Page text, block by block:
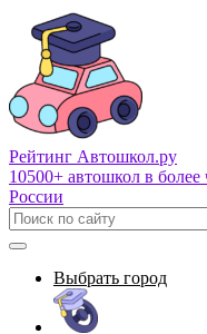
Рейтинг Автошкол.ру
10500+ автошкол в
России
Выбрать город